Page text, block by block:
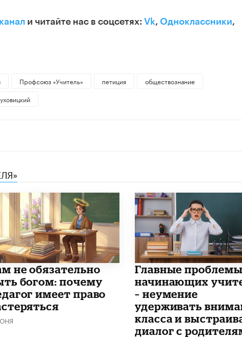
и читайте нас в соцсетях: Vk, Одноклассники,
Профсоюз «Учитель» петиция
обществознание
не обязательно
богом: почему
имеет право
Главные проблемы
начинающих
– неумение
удерживать
класса и
диалог с